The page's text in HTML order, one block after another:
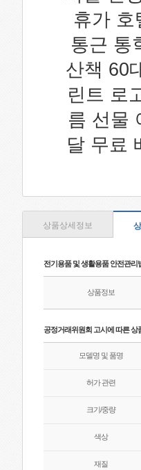
휴가
통근 통
산책 60
린트 로
름 선물
달 무료
상품상세정보
전기용품 및 생활용품 안전관리
상품정보
공정거래위원회 고시에 따른 상
모델명 및 품명
허가 관련
크기/중량
색상
재질